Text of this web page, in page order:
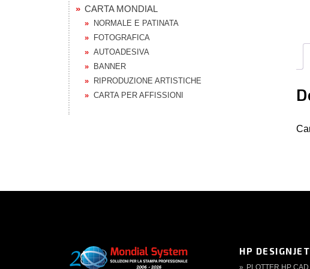
CARTA MONDIAL
NORMALE E PATINATA
FOTOGRAFICA
AUTOADESIVA
BANNER
RIPRODUZIONE ARTISTICHE
CARTA PER AFFISSIONI
HP DESIGNJET
PLOTTER HP CAD